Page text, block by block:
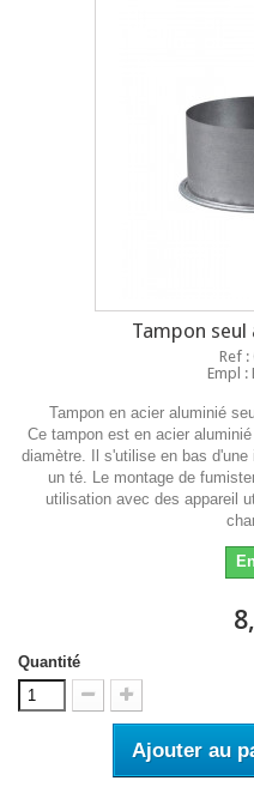
Tampon seul
Ref :
Empl :
Tampon en acier aluminié
Ce tampon est en acier
diamètre. Il s'utilise en bas
un té. Le montage de
utilisation avec des appareil
Quantité
Ajouter au